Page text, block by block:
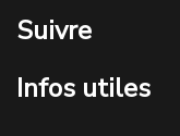
Suivre
Infos utiles